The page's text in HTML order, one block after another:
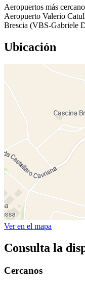
Aeropuertos más
Aeropuerto Valerio
Brescia (VBS-Gabriele
Ubicación
Ver en el mapa
Consulta la
Cercanos